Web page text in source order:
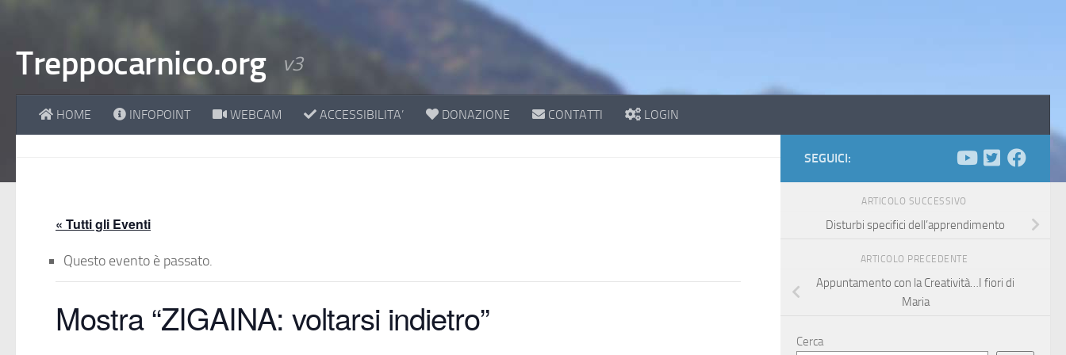
Treppocarnico.org v3
HOME INFOPOINT WEBCAM ACCESSIBILITA’ DONAZIONE CONTATTI LOGIN
« Tutti gli Eventi
Questo evento è passato.
Mostra “ZIGAINA: voltarsi indietro”
SEGUICI:
ARTICOLO SUCCESSIVO
Disturbi specifici dell’apprendimento
ARTICOLO PRECEDENTE
Appuntamento con la Creatività…I fiori di
Maria
Cerca